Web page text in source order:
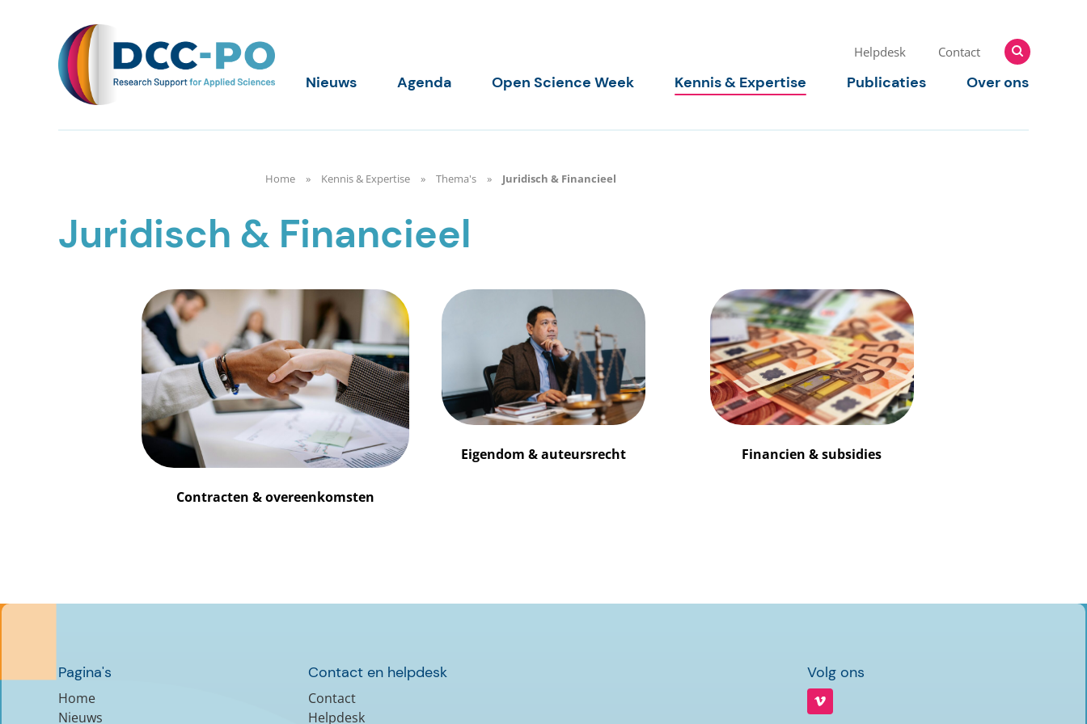
DCC-PO
Helpdesk Contact
Zoeken
naar:
Zoeken
Nieuws Agenda Open Science Week Kennis & Expertise Publicaties Over ons
Home Kennis & Expertise Thema's Juridisch & Financieel
Juridisch & Financieel
Contracten & overeenkomsten
Eigendom & auteursrecht Financien & subsidies
Pagina's
Home
Nieuws
Contact en helpdesk
Contact
Helpdesk
Volg ons